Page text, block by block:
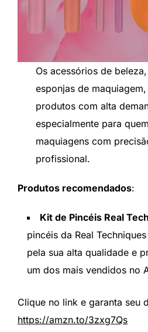
Os acessórios de
esponjas de
produtos com alta
especialmente para
maquiagens com
profissional.
Produtos recomendados:
Kit de Pincéis Real
pincéis da Real
pela sua alta qualidade e
um dos mais vendidos no
Clique no link e garanta seu
https://amzn.to/3zxg7Qs